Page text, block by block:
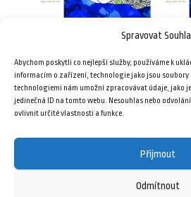
Spravovat
Abychom poskytli co nejlepší služby, používáme k
informacím o zařízení, technologie jako jsou soubory
technologiemi nám umožní zpracovávat údaje, jako
jedinečná ID na tomto webu. Nesouhlas nebo
ovlivnit určité vlastnosti a funkce.
Přijmout
Odmítnout
Plav 9/2015
69,00Kč
Plav
49,00